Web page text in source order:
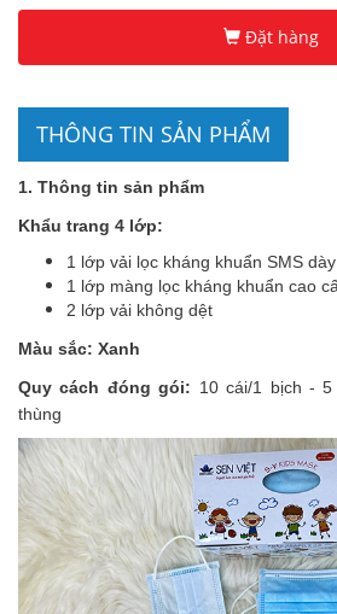
Đặt hàng
THÔNG TIN SẢN PHẨM
1. Thông tin sản phẩm
Khẩu trang 4 lớp:
1 lớp vải lọc kháng khuẩn SMS
1 lớp màng lọc kháng khuẩn cao
2 lớp vải không dệt
Màu sắc: Xanh
Quy cách đóng gói: 10 cái/1 bịch -
thùng